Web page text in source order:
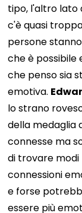
tipo, l'altro lato
c'è quasi
persone
che è possibile
che penso sia
emotiva.
lo strano
della medaglia
connesse ma
di trovare
connessioni
e forse
essere più